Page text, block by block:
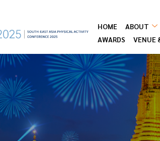
HOME ABOUT
AWARDS
VENUE